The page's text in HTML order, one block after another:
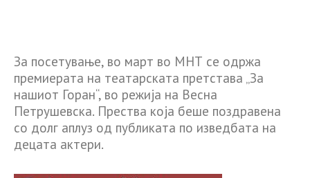
За посетување, во март во МНТ се одржа
премиерата на театарската претстава „За
нашиот Горан“, во режија на Весна
Петрушевска. Прества која беше поздравена
со долг аплуз од публиката по изведбата на
децата актери.